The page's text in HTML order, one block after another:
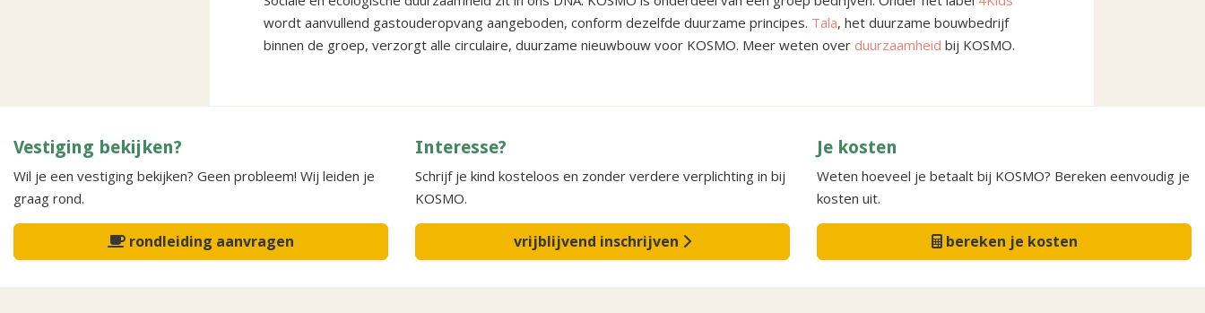
wordt aanvullend gastouderopvang aangeboden, conform dezelfde duurzame principes. Tala, het duurzame bouwbedrijf
binnen de groep, verzorgt alle circulaire, duurzame nieuwbouw voor KOSMO. Meer weten over duurzaamheid bij KOSMO.
Vestiging bekijken?
Wil je een vestiging bekijken? Geen probleem! Wij leiden je
graag rond.
rondleiding aanvragen
Interesse?
Schrijf je kind kosteloos en zonder verdere verplichting in bij
KOSMO.
vrijblijvend inschrijven
Je kosten
Weten hoeveel je betaalt bij KOSMO? Bereken eenvoudig je
kosten uit.
bereken je kosten